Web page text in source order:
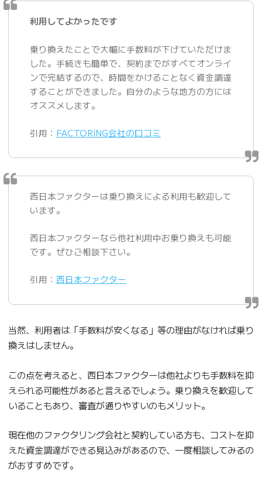
利用してよかったです
乗り換えたことで大幅に手数料が下げていただけま
した。手続きも簡単で、契約までがすべてオンライ
ンで完結するので、時間をかけることなく資金調達
することができました。自分のような地方の方には
オススメします。
引用： FACTORING会社の口コミ
西日本ファクターは乗り換えによる利用も歓迎して
います。
西日本ファクターなら他社利用中お乗り換えも可能
です。ぜひご相談下さい。
引用： 西日本ファクター
当然、利用者は「手数料が安くなる」等の理由がなければ乗り
換えはしません。
この点を考えると、西日本ファクターは他社よりも手数料を抑
えられる可能性があると言えるでしょう。乗り換えを歓迎して
いることもあり、審査が通りやすいのもメリット。
現在他のファクタリング会社と契約している方も、コストを抑
えた資金調達ができる見込みがあるので、一度相談してみるの
がおすすめです。